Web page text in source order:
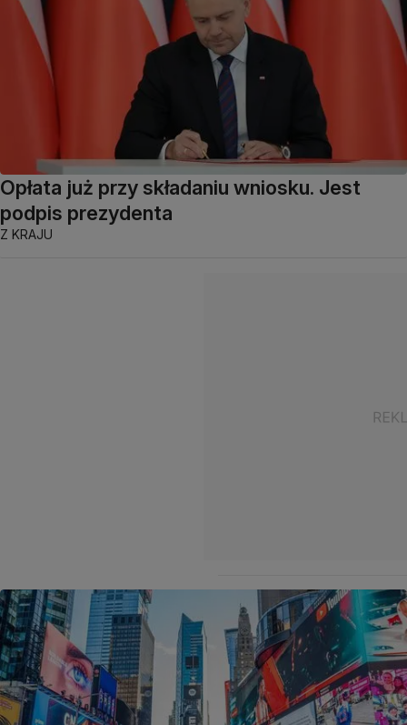
Opłata już przy składaniu wniosku. Jest
podpis prezydenta
Z KRAJU